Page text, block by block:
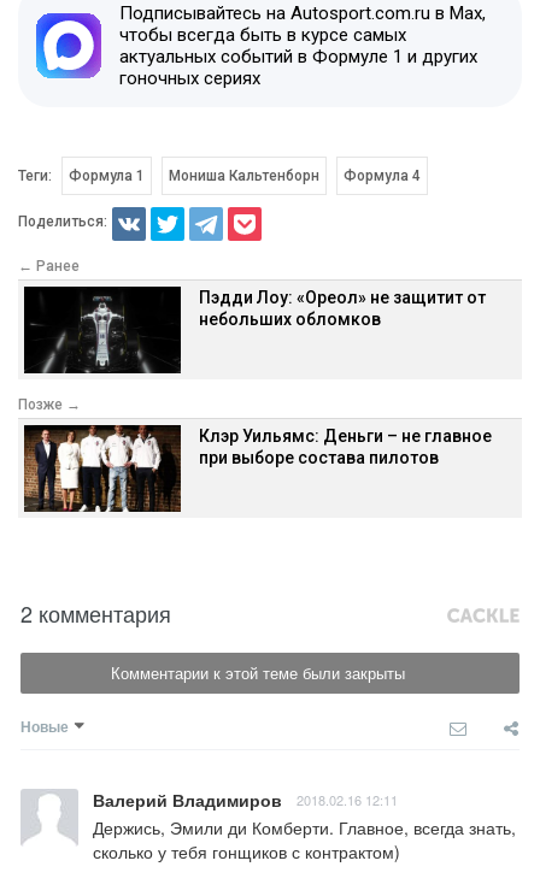
Подписывайтесь на Autosport.com.ru в Max,
чтобы всегда быть в курсе самых
актуальных событий в Формуле 1 и других
гоночных сериях
Теги: Формула 1 Мониша Кальтенборн Формула 4
Поделиться:
← Ранее
Пэдди Лоу: «Ореол» не защитит от
небольших обломков
Позже →
Клэр Уильямс: Деньги – не главное
при выборе состава пилотов
2 комментария
Комментарии к этой теме были закрыты
Новые
Валерий Владимиров 2018.02.16 12:11
Держись, Эмили ди Комберти. Главное, всегда знать,
сколько у тебя гонщиков с контрактом)